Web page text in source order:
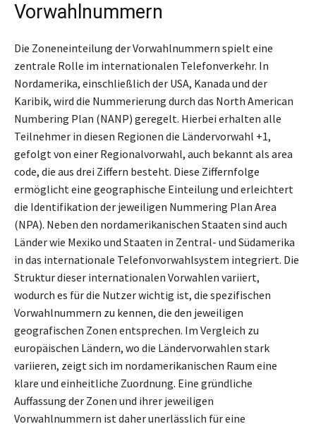
Vorwahlnummern
Die Zoneneinteilung der Vorwahlnummern spielt eine
zentrale Rolle im internationalen Telefonverkehr. In
Nordamerika, einschließlich der USA, Kanada und der
Karibik, wird die Nummerierung durch das North American
Numbering Plan (NANP) geregelt. Hierbei erhalten alle
Teilnehmer in diesen Regionen die Ländervorwahl +1,
gefolgt von einer Regionalvorwahl, auch bekannt als area
code, die aus drei Ziffern besteht. Diese Ziffernfolge
ermöglicht eine geographische Einteilung und erleichtert
die Identifikation der jeweiligen Nummering Plan Area
(NPA). Neben den nordamerikanischen Staaten sind auch
Länder wie Mexiko und Staaten in Zentral- und Südamerika
in das internationale Telefonvorwahlsystem integriert. Die
Struktur dieser internationalen Vorwahlen variiert,
wodurch es für die Nutzer wichtig ist, die spezifischen
Vorwahlnummern zu kennen, die den jeweiligen
geografischen Zonen entsprechen. Im Vergleich zu
europäischen Ländern, wo die Ländervorwahlen stark
variieren, zeigt sich im nordamerikanischen Raum eine
klare und einheitliche Zuordnung. Eine gründliche
Auffassung der Zonen und ihrer jeweiligen
Vorwahlnummern ist daher unerlässlich für eine